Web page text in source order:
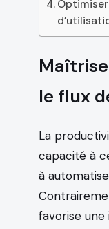
le flux
La
capacité à
à
favorise